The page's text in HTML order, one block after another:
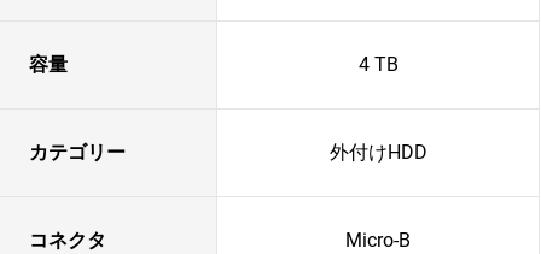
容量 4 TB
カテゴリー 外付けHDD
コネクタ Micro-B